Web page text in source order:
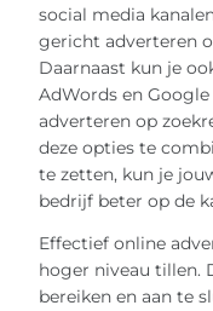
social media
gericht adverteren
Daarnaast kun je
AdWords en
adverteren op
deze opties te
te zetten, kun je
bedrijf beter op de
Effectief online
hoger niveau tillen.
bereiken en aan te